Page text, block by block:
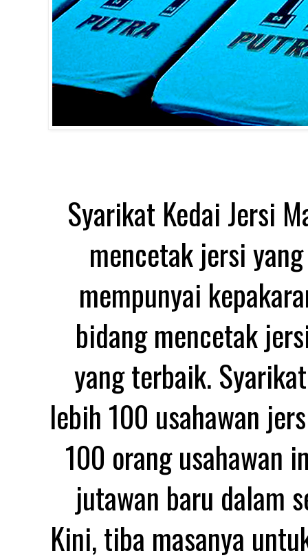
Syarikat Kedai Jersi
mencetak jersi
mempunyai
bidang mencetak
yang terbaik.
lebih 100 usahawan
100 orang usahawan
jutawan baru dalam
Kini, tiba masanya